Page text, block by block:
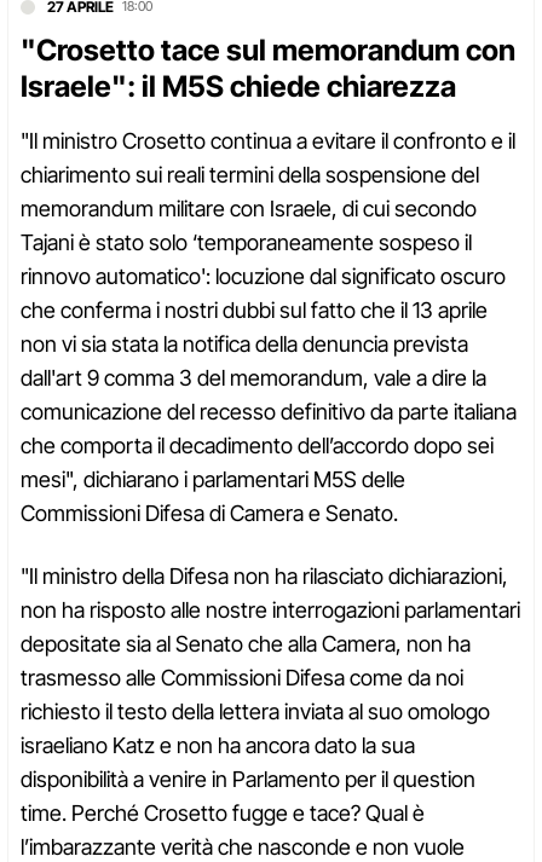
27 APRILE 18:00
"Crosetto tace sul memorandum con
Israele": il M5S chiede chiarezza
"Il ministro Crosetto continua a evitare il confronto e il
chiarimento sui reali termini della sospensione del
memorandum militare con Israele, di cui secondo
Tajani è stato solo ‘temporaneamente sospeso il
rinnovo automatico': locuzione dal significato oscuro
che conferma i nostri dubbi sul fatto che il 13 aprile
non vi sia stata la notifica della denuncia prevista
dall'art 9 comma 3 del memorandum, vale a dire la
comunicazione del recesso definitivo da parte italiana
che comporta il decadimento dell’accordo dopo sei
mesi", dichiarano i parlamentari M5S delle
Commissioni Difesa di Camera e Senato.
"Il ministro della Difesa non ha rilasciato dichiarazioni,
non ha risposto alle nostre interrogazioni parlamentari
depositate sia al Senato che alla Camera, non ha
trasmesso alle Commissioni Difesa come da noi
richiesto il testo della lettera inviata al suo omologo
israeliano Katz e non ha ancora dato la sua
disponibilità a venire in Parlamento per il question
time. Perché Crosetto fugge e tace? Qual è
l’imbarazzante verità che nasconde e non vuole